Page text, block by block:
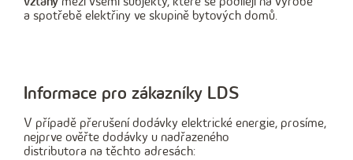
a spotřebě elektřiny ve skupině bytových domů.
Informace pro zákazníky LDS
V případě přerušení dodávky elektrické energie, prosíme,
nejprve ověřte dodávky u nadřazeného
distributora na těchto adresách: